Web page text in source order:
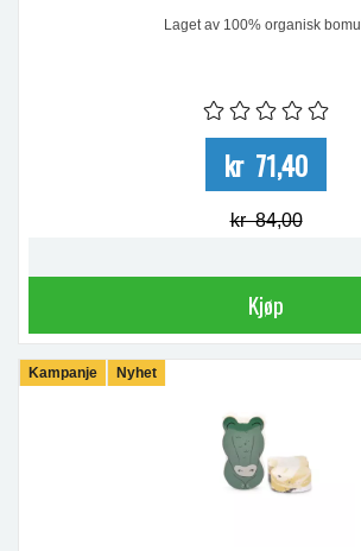
Laget av 100% organisk bomull
kr 71,40
kr 84,00
Kjøp
Kampanje Nyhet